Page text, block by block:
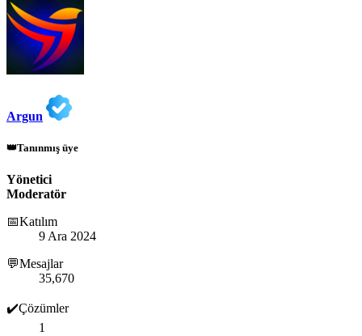
Argun
👑Tanınmış üye
Yönetici
Moderatör
📅Katılım
9 Ara 2024
💬Mesajlar
35,670
✔️Çözümler
1